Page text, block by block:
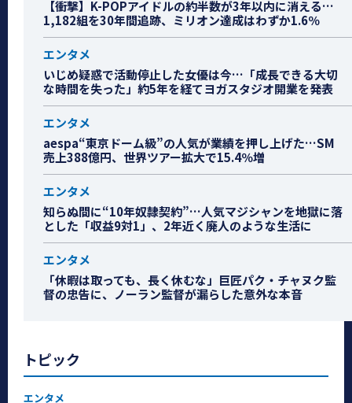
【衝撃】K-POPアイドルの約半数が3年以内に消える…
1,182組を30年間追跡、ミリオン達成はわずか1.6％
エンタメ
いじめ疑惑で活動停止した女優は今…「成長できる大切
な時間を失った」約5年を経てヨガスタジオ開業を発表
エンタメ
aespa“東京ドーム級”の人気が業績を押し上げた…SM
売上388億円、世界ツアー拡大で15.4％増
エンタメ
知らぬ間に“10年奴隷契約”…人気マジシャンを地獄に落
とした「収益9対1」、2年近く廃人のような生活に
エンタメ
「休暇は取っても、長く休むな」巨匠パク・チャヌク監
督の忠告に、ノーラン監督が漏らした意外な本音
トピック
エンタメ